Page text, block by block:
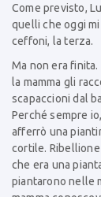
Come previsto,
quelli che oggi
ceffoni, la terza.
Ma non era
la mamma gli
scapaccioni dal
Perché sempre
afferrò una
cortile.
che era una
piantarono nelle